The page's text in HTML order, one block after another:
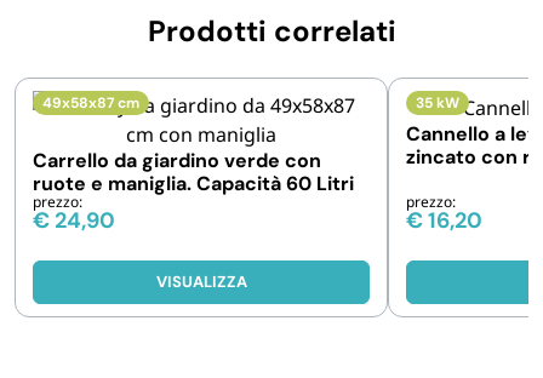
Prodotti correlati
49x58x87 cm
Carrello da giardino verde con
ruote e maniglia. Capacità 60 Litri
prezzo:
€ 24,90
VISUALIZZA
35 kW
Cannello a
zincato con
prezzo:
€16,20